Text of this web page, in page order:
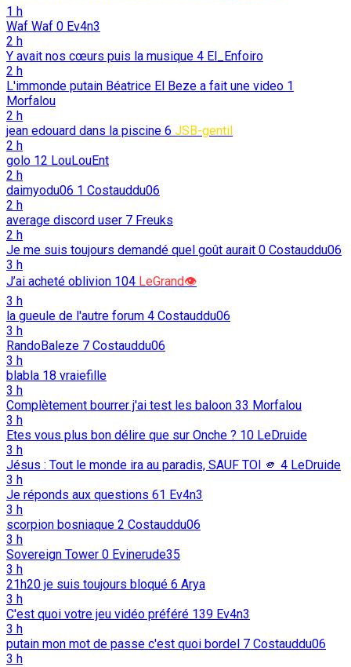
1 h
Waf Waf 0 Ev4n3
2 h
Y avait nos cœurs puis la musique 4 El_Enfoiro
2 h
L'immonde putain Béatrice El Beze a fait une video 1
Morfalou
2 h
jean edouard dans la piscine 6 JSB-gentil
2 h
golo 12 LouLouEnt
2 h
daimyodu06 1 Costauddu06
2 h
average discord user 7 Freuks
2 h
Je me suis toujours demandé quel goût aurait 0 Costauddu06
3 h
J’ai acheté oblivion 104 LeGrand👁️
3 h
la gueule de l'autre forum 4 Costauddu06
3 h
RandoBaleze 7 Costauddu06
3 h
blabla 18 vraiefille
3 h
Complètement bourrer j'ai test les baloon 33 Morfalou
3 h
Etes vous plus bon délire que sur Onche ? 10 LeDruide
3 h
Jésus : Tout le monde ira au paradis, SAUF TOI 🫵️ 4 LeDruide
3 h
Je réponds aux questions 61 Ev4n3
3 h
scorpion bosniaque 2 Costauddu06
3 h
Sovereign Tower 0 Evinerude35
3 h
21h20 je suis toujours bloqué 6 Arya
3 h
C'est quoi votre jeu vidéo préféré 139 Ev4n3
3 h
putain mon mot de passe c'est quoi bordel 7 Costauddu06
3 h